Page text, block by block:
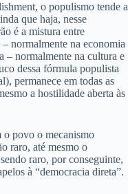
o populismo tende a
que haja, nesse
é a mistura entre
normalmente na economia
– normalmente na cultura e
dessa fórmula populista
permanece em todas as
a hostilidade aberta às
povo o mecanismo
raro, até mesmo o
raro, por conseguinte,
à “democracia direta”.